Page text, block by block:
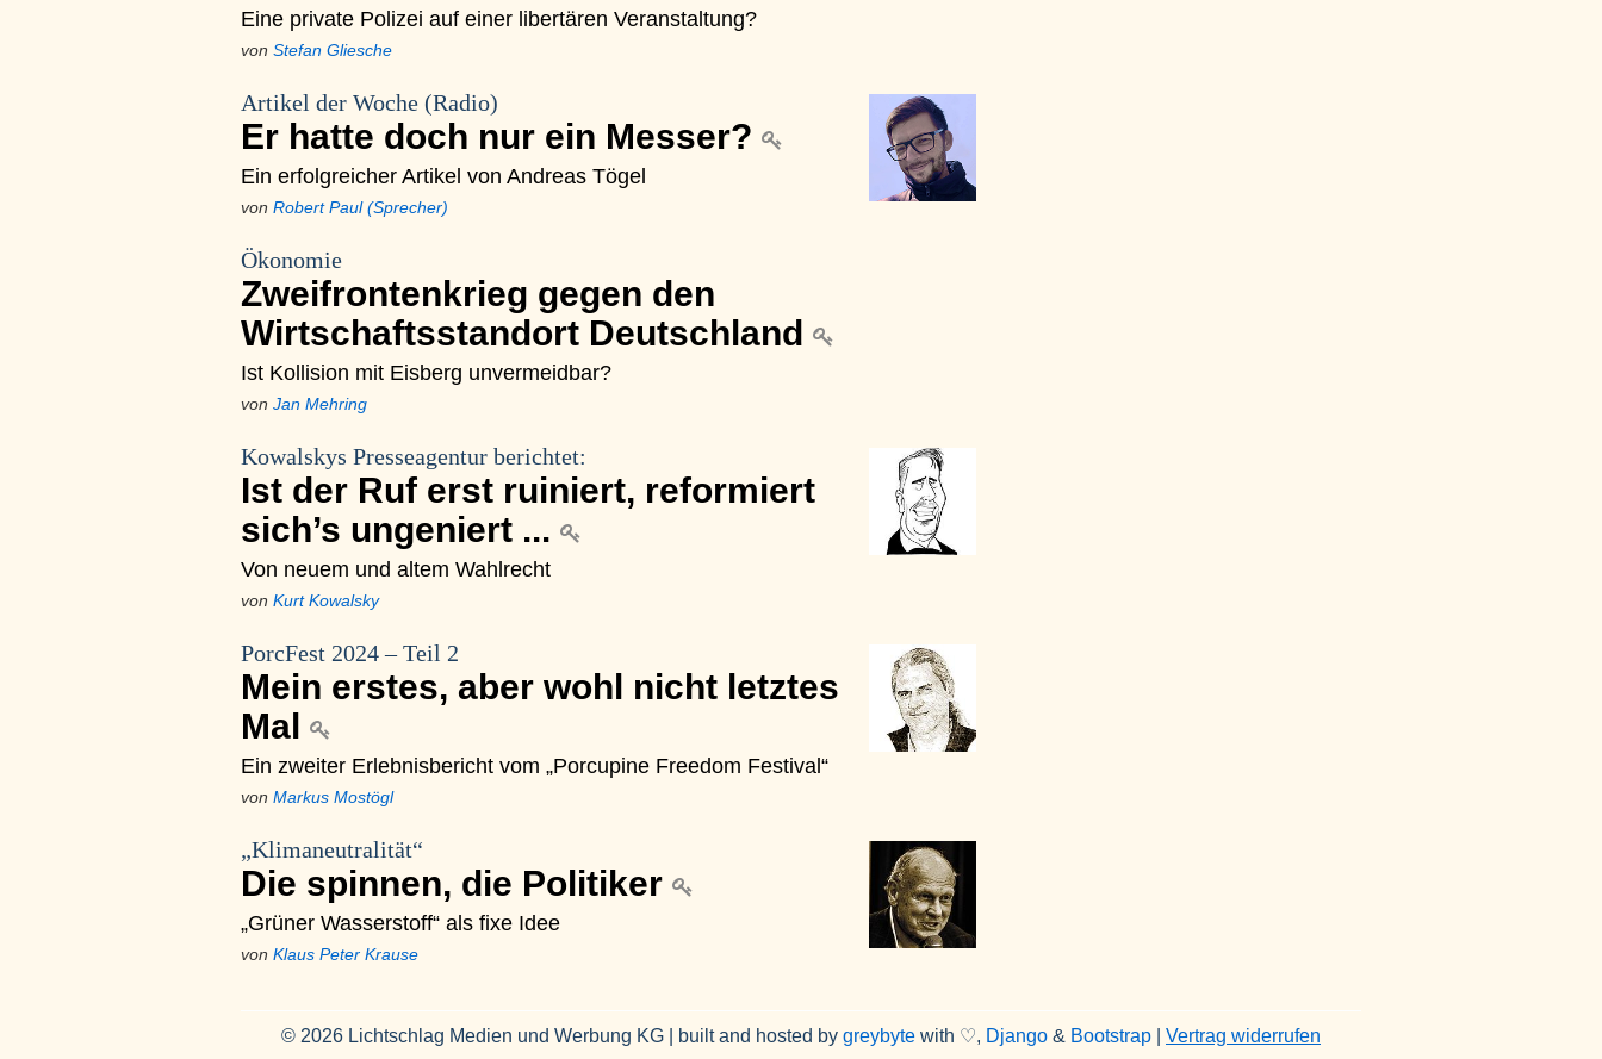
Eine private Polizei auf einer libertären Veranstaltung?
von Stefan Gliesche
Artikel der Woche (Radio)
Er hatte doch nur ein Messer?
Ein erfolgreicher Artikel von Andreas Tögel
von Robert Paul (Sprecher)
Ökonomie
Zweifrontenkrieg gegen den
Wirtschaftsstandort Deutschland
Ist Kollision mit Eisberg unvermeidbar?
von Jan Mehring
Kowalskys Presseagentur berichtet:
Ist der Ruf erst ruiniert, reformiert
sich’s ungeniert ...
Von neuem und altem Wahlrecht
von Kurt Kowalsky
PorcFest 2024 – Teil 2
Mein erstes, aber wohl nicht letztes
Mal
Ein zweiter Erlebnisbericht vom „Porcupine Freedom Festival“
von Markus Mostögl
„Klimaneutralität“
Die spinnen, die Politiker
„Grüner Wasserstoff“ als fixe Idee
von Klaus Peter Krause
© 2026 Lichtschlag Medien und Werbung KG | built and hosted by greybyte with ♡, Django & Bootstrap Vertrag widerrufen